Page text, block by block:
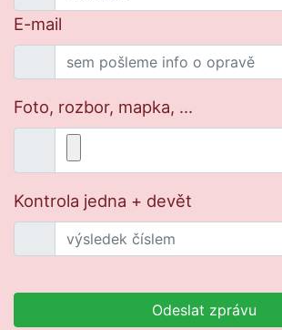
E-mail
Foto, rozbor, mapka, ...
Kontrola jedna + devět
Odeslat zprávu